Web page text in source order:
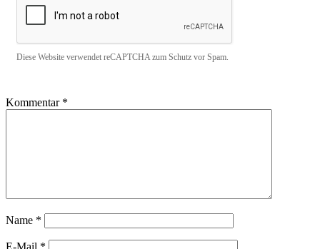
Diese Website verwendet reCAPTCHA zum Schutz vor Spam.
Kommentar *
Name *